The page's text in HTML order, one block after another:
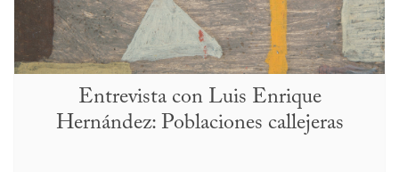
Entrevista con Luis Enrique
Hernández: Poblaciones callejeras